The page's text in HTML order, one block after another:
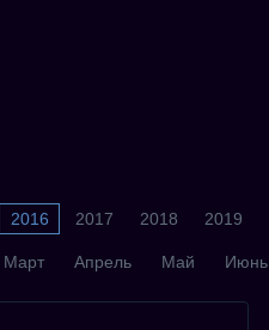
2016 2017 2018 2019
Март Апрель Май Июнь